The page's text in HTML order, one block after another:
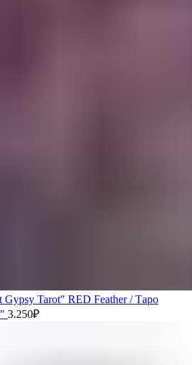
Tarot" RED Feather / Таро
3.250₽